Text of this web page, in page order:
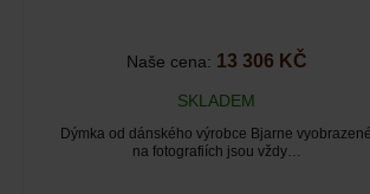
Naše cena: 13 306 KČ
SKLADEM
Dýmka od dánského výrobce Bjarne vyobrazené
na fotografiích jsou vždy…